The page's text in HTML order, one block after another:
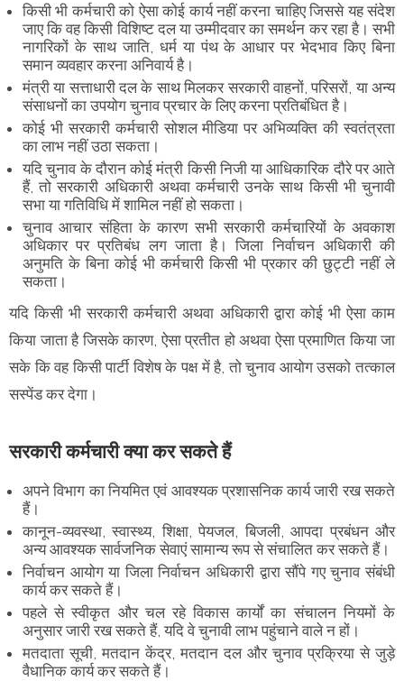
किसी भी कर्मचारी को ऐसा कोई कार्य नहीं करना चाहिए जिससे यह संदेश
जाए कि वह किसी विशिष्ट दल या उम्मीदवार का समर्थन कर रहा है। सभी
नागरिकों के साथ जाति, धर्म या पंथ के आधार पर भेदभाव किए बिना
समान व्यवहार करना अनिवार्य है।
मंत्री या सत्ताधारी दल के साथ मिलकर सरकारी वाहनों, परिसरों, या अन्य
संसाधनों का उपयोग चुनाव प्रचार के लिए करना प्रतिबंधित है।
कोई भी सरकारी कर्मचारी सोशल मीडिया पर अभिव्यक्ति की स्वतंत्रता
का लाभ नहीं उठा सकता।
यदि चुनाव के दौरान कोई मंत्री किसी निजी या आधिकारिक दौरे पर आते
हैं, तो सरकारी अधिकारी अथवा कर्मचारी उनके साथ किसी भी चुनावी
सभा या गतिविधि में शामिल नहीं हो सकता।
चुनाव आचार संहिता के कारण सभी सरकारी कर्मचारियों के अवकाश
अधिकार पर प्रतिबंध लग जाता है। जिला निर्वाचन अधिकारी की
अनुमति के बिना कोई भी कर्मचारी किसी भी प्रकार की छुट्टी नहीं ले
सकता।
यदि किसी भी सरकारी कर्मचारी अथवा अधिकारी द्वारा कोई भी ऐसा काम
किया जाता है जिसके कारण, ऐसा प्रतीत हो अथवा ऐसा प्रमाणित किया जा
सके कि वह किसी पार्टी विशेष के पक्ष में है, तो चुनाव आयोग उसको तत्काल
सस्पेंड कर देगा।
सरकारी कर्मचारी क्या कर सकते हैं
अपने विभाग का नियमित एवं आवश्यक प्रशासनिक कार्य जारी रख सकते
हैं।
कानून-व्यवस्था, स्वास्थ्य, शिक्षा, पेयजल, बिजली, आपदा प्रबंधन और
अन्य आवश्यक सार्वजनिक सेवाएं सामान्य रूप से संचालित कर सकते हैं।
निर्वाचन आयोग या जिला निर्वाचन अधिकारी द्वारा सौंपे गए चुनाव संबंधी
कार्य कर सकते हैं।
पहले से स्वीकृत और चल रहे विकास कार्यों का संचालन नियमों के
अनुसार जारी रख सकते हैं, यदि वे चुनावी लाभ पहुंचाने वाले न हों।
मतदाता सूची, मतदान केंद्र, मतदान दल और चुनाव प्रक्रिया से जुड़े
वैधानिक कार्य कर सकते हैं।